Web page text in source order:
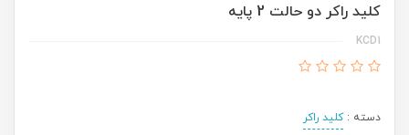
کلید راکر دو حالت 2 پایه
KCD1
دسته :کلید راکر